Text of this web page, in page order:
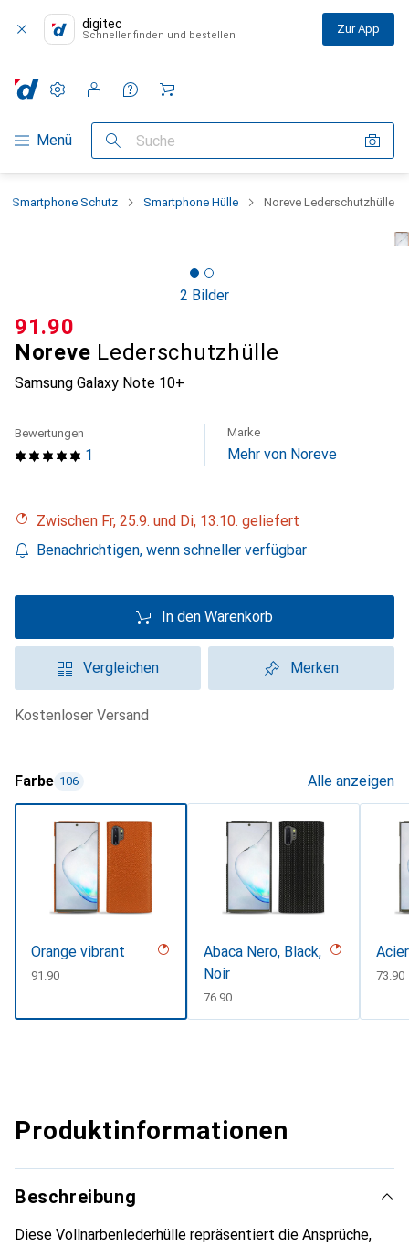
digitec
Schneller finden und bestellen Zur App
Navigation nach Kategorien
Menü Suche
Einstellungen
Kundenkonto
Vergleichslisten
Merklisten
Warenkorb
Smartphone Schutz Smartphone Hülle Noreve Lederschutzhülle
2 Bilder
Noreve Lederschutzhülle
Samsung Galaxy Note 10+
CHF
91.90
1
Bewertungen Marke
Mehr von Noreve
Zwischen Fr, 25.9. und Di, 13.10. geliefert
Benachrichtigen, wenn schneller verfügbar
In den Warenkorb
Vergleichen Merken
kostenloser Versand
Farbe 106 Alle anzeigen
Orange vibrant
CHF
91.90
Abaca Nero, Black,
Noir
CHF
76.90
CHF
73.90
Produktinformationen
Beschreibung
Diese Vollnarbenlederhülle repräsentiert die Ansprüche,